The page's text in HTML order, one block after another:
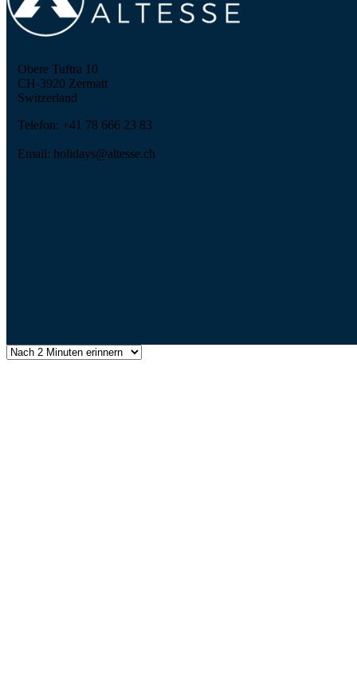
Obere Tuftra 10
CH-3920 Zermatt
Switzerland
Telefon: +41 78 666 23 83
Email: holidays@altesse.ch